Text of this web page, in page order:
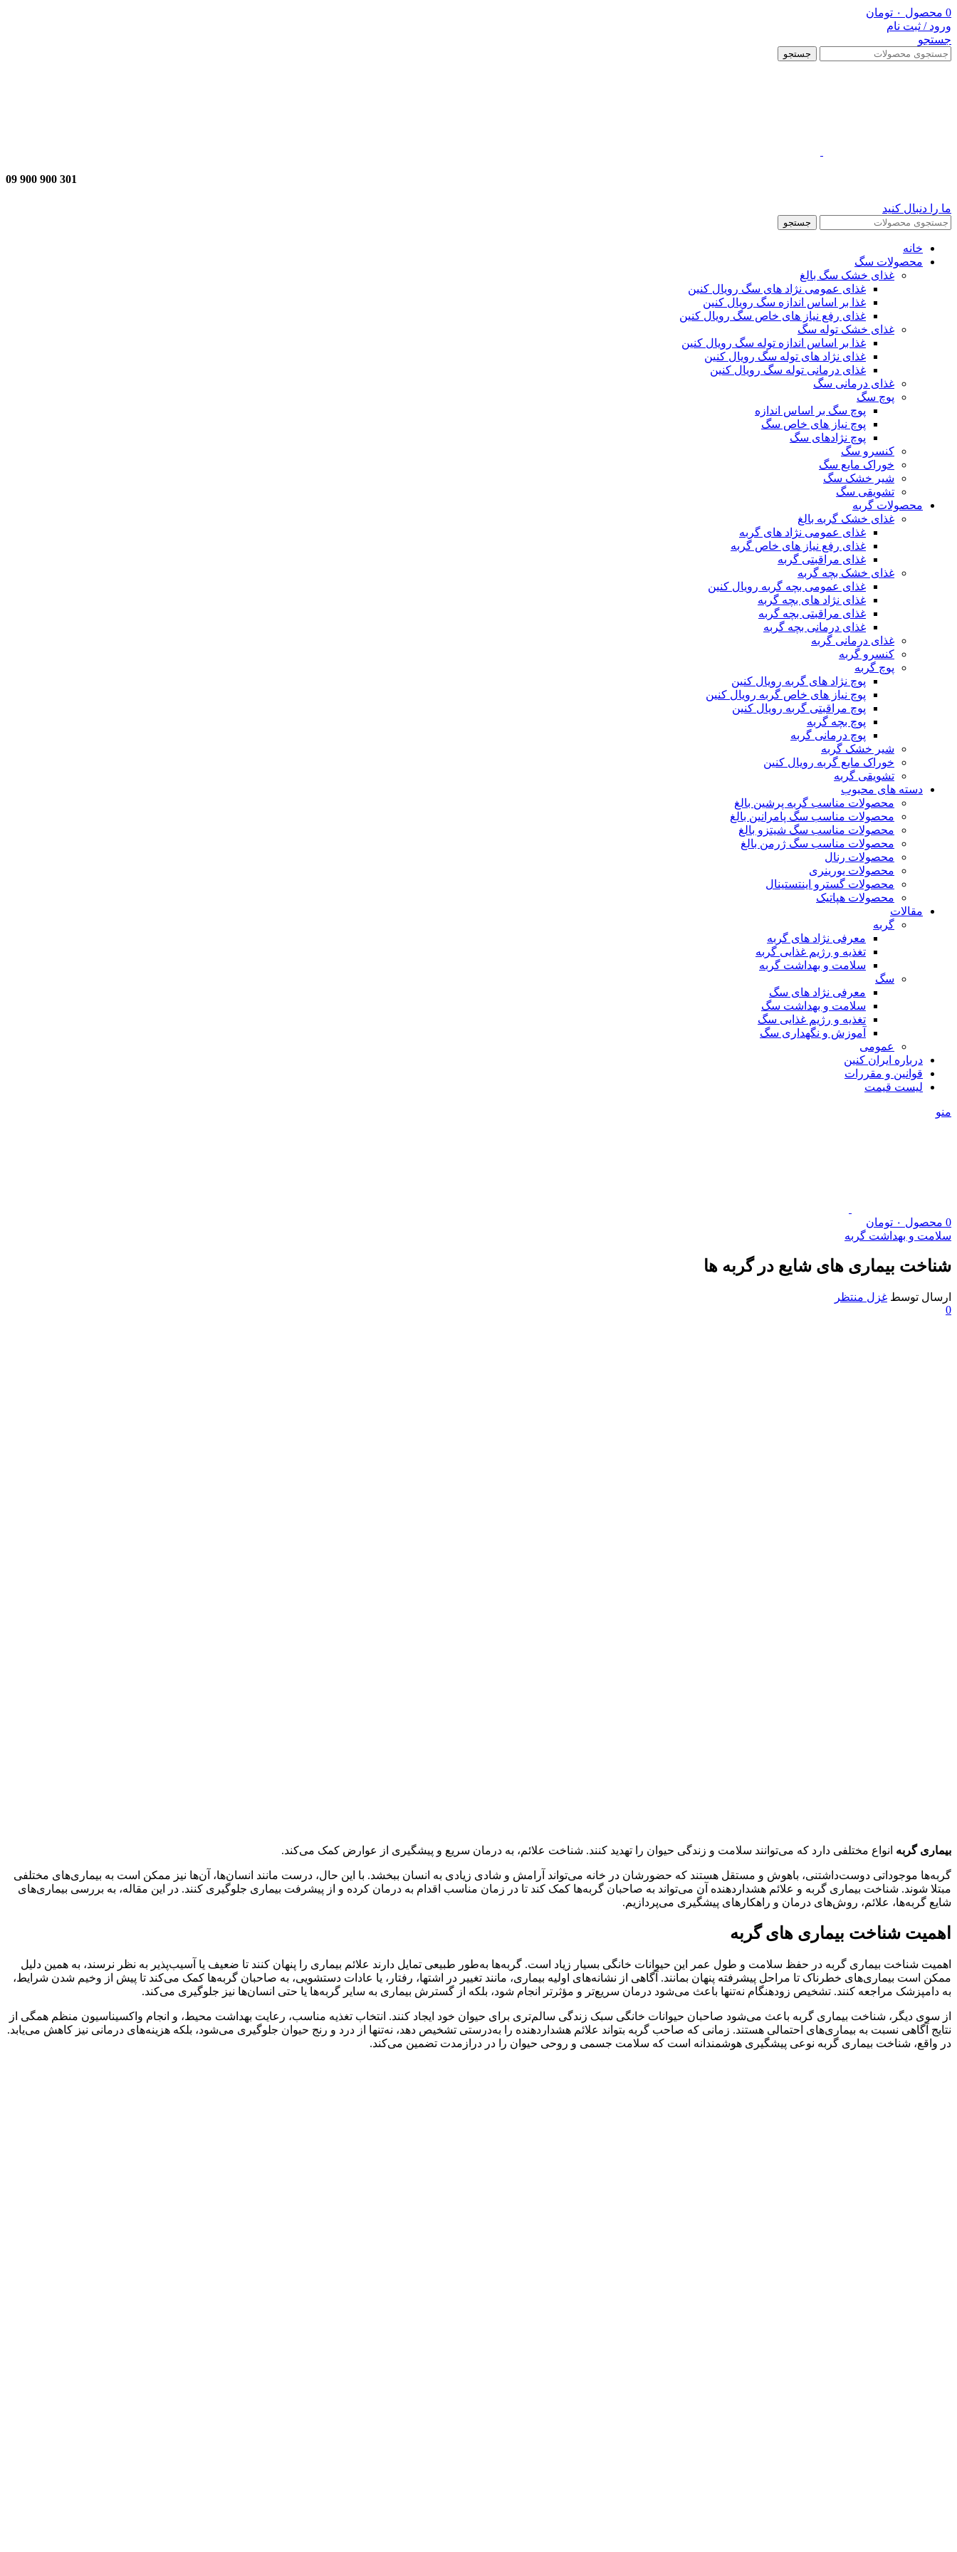
0 محصول ۰ تومان
ورود / ثبت نام
جستجو
جستجو
301 900 900 09
ما را دنبال کنید
جستجو
خانه
محصولات سگ
غذای خشک سگ بالغ
غذای عمومی نژاد های سگ رویال کنین
غذا بر اساس اندازه سگ رویال کنین
غذای رفع نیاز های خاص سگ رویال کنین
غذای خشک توله سگ
غذا بر اساس اندازه توله سگ رویال کنین
غذای نژاد های توله سگ رویال کنین
غذای درمانی توله سگ رویال کنین
غذای درمانی سگ
پوچ سگ
پوچ سگ بر اساس اندازه
پوچ نیاز های خاص سگ
پوچ نژادهای سگ
کنسرو سگ
خوراک مایع سگ
شیر خشک سگ
تشویقی سگ
محصولات گربه
غذای خشک گربه بالغ
غذای عمومی نژاد های گربه
غذای رفع نیاز های خاص گربه
غذای مراقبتی گربه
غذای خشک بچه گربه
غذای عمومی بچه گربه رویال کنین
غذای نژاد های بچه گربه
غذای مراقبتی بچه گربه
غذای درمانی بچه گربه
غذای درمانی گربه
کنسرو گربه
پوچ گربه
پوچ نژاد های گربه رویال کنین
پوچ نیاز های خاص گربه رویال کنین
پوچ مراقبتی گربه رویال کنین
پوچ بچه گربه
پوچ درمانی گربه
شیر خشک گربه
خوراک مایع گربه رویال کنین
تشویقی گربه
دسته های محبوب
محصولات مناسب گربه پرشین بالغ
محصولات مناسب سگ پامرانین بالغ
محصولات مناسب سگ شیتزو بالغ
محصولات مناسب سگ ژرمن بالغ
محصولات رنال
محصولات یورینری
محصولات گسترو اینتستینال
محصولات هپاتیک
مقالات
گربه
معرفی نژاد های گربه
تغذیه و رژیم غذایی گربه
سلامت و بهداشت گربه
سگ
معرفی نژاد های سگ
سلامت و بهداشت سگ
تغذیه و رژیم غذایی سگ
آموزش و نگهداری سگ
عمومی
درباره ایران کنین
قوانین و مقررات
لیست قیمت
منو
0 محصول ۰ تومان
سلامت و بهداشت گربه
شناخت بیماری های شایع در گربه ها
ارسال توسط غزل منتظر
0
بیماری گربه انواع مختلفی دارد که می‌توانند سلامت و زندگی حیوان را تهدید کنند. شناخت علائم، به درمان سریع و پیشگیری از عوارض کمک می‌کند.
گربه‌ها موجوداتی دوست‌داشتنی، باهوش و مستقل هستند که حضورشان در خانه می‌تواند آرامش و شادی زیادی به انسان ببخشد. با این حال، درست مانند انسان‌ها، آن‌ها نیز ممکن است به بیماری‌های مختلفی
مبتلا شوند. شناخت بیماری گربه و علائم هشداردهنده آن می‌تواند به صاحبان گربه‌ها کمک کند تا در زمان مناسب اقدام به درمان کرده و از پیشرفت بیماری جلوگیری کنند. در این مقاله، به بررسی بیماری‌های
شایع گربه‌ها، علائم، روش‌های درمان و راهکارهای پیشگیری می‌پردازیم.
اهمیت شناخت بیماری های گربه
اهمیت شناخت بیماری گربه در حفظ سلامت و طول عمر این حیوانات خانگی بسیار زیاد است. گربه‌ها به‌طور طبیعی تمایل دارند علائم بیماری را پنهان کنند تا ضعیف یا آسیب‌پذیر به نظر نرسند، به همین دلیل
ممکن است بیماری‌های خطرناک تا مراحل پیشرفته پنهان بمانند. آگاهی از نشانه‌های اولیه بیماری، مانند تغییر در اشتها، رفتار، یا عادات دستشویی، به صاحبان گربه‌ها کمک می‌کند تا پیش از وخیم شدن شرایط،
به دامپزشک مراجعه کنند. تشخیص زودهنگام نه‌تنها باعث می‌شود درمان سریع‌تر و مؤثرتر انجام شود، بلکه از گسترش بیماری به سایر گربه‌ها یا حتی انسان‌ها نیز جلوگیری می‌کند.
از سوی دیگر، شناخت بیماری گربه باعث می‌شود صاحبان حیوانات خانگی سبک زندگی سالم‌تری برای حیوان خود ایجاد کنند. انتخاب تغذیه مناسب، رعایت بهداشت محیط، و انجام واکسیناسیون منظم همگی از
نتایج آگاهی نسبت به بیماری‌های احتمالی هستند. زمانی که صاحب گربه بتواند علائم هشداردهنده را به‌درستی تشخیص دهد، نه‌تنها از درد و رنج حیوان جلوگیری می‌شود، بلکه هزینه‌های درمانی نیز کاهش می‌یابد.
در واقع، شناخت بیماری گربه نوعی پیشگیری هوشمندانه است که سلامت جسمی و روحی حیوان را در درازمدت تضمین می‌کند.